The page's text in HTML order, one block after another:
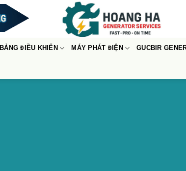
BẢNG ĐIỀU KHIỂN MÁY PHÁT ĐIỆN GUCBIR